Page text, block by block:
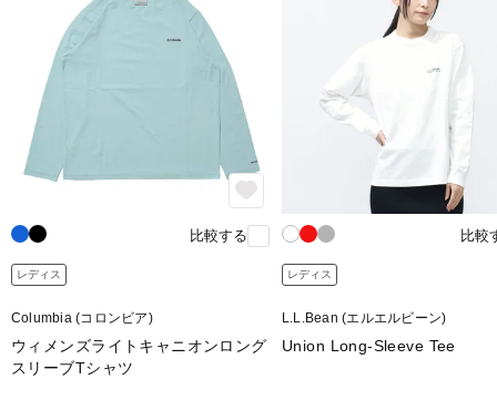
比較する
レディス
Columbia (コロンビア)
ウィメンズライトキャニオンロング
スリーブTシャツ
比較
レディス
L.L.Bean (エルエルビーン)
Union Long-Sleeve Tee